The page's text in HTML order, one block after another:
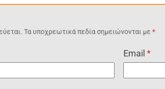
Τα υποχρεωτικά πεδία σημειώνονται με*
Email*